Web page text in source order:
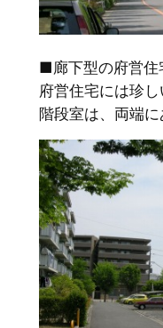
■廊下型の府営住
府営住宅には珍し
階段室は、両端に